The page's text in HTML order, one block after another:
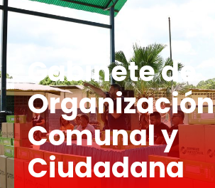
Gabinete de
Organización
Comunal y
Ciudadana